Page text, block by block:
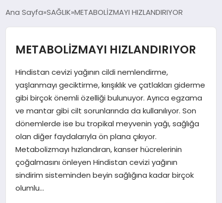
AFŞİN
ÇAĞLAYANCERİT
BİZE ULAŞIN
GÖKSUN
TÜRKOĞLU
Ana Sayfa SAĞLIK METABOLİZMAYI HIZLANDIRIYOR
METABOLİZMAYI HIZLANDIRIYOR
Hindistan cevizi yağının cildi nemlendirme,
yaşlanmayı geciktirme, kırışıklık ve çatlakları giderme
gibi birçok önemli özelliği bulunuyor. Ayrıca egzama
ve mantar gibi cilt sorunlarında da kullanılıyor. Son
dönemlerde ise bu tropikal meyvenin yağı, sağlığa
olan diğer faydalarıyla ön plana çıkıyor.
Metabolizmayı hızlandıran, kanser hücrelerinin
çoğalmasını önleyen Hindistan cevizi yağının
sindirim sisteminden beyin sağlığına kadar birçok
olumlu…